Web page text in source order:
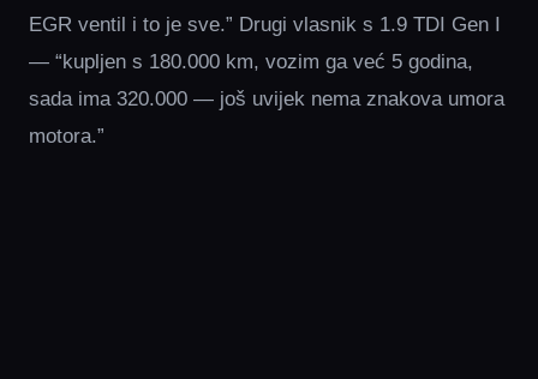
EGR ventil i to je sve.” Drugi vlasnik s 1.9 TDI Gen I
— “kupljen s 180.000 km, vozim ga već 5 godina,
sada ima 320.000 — još uvijek nema znakova umora
motora.”